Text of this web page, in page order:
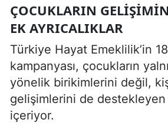
ÇOCUKLARIN
EK AYRICALIKLAR
Türkiye Hayat Emeklilik’in
kampanyası, çocukların
yönelik birikimlerini değil,
gelişimlerini de
içeriyor.